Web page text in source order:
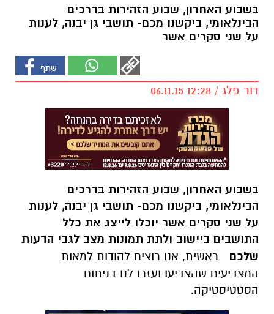
בשבוע האחרון, שבוע הזהירות בדרכים
הבינלאומי, ביקשנו מכם- תושבי גן יבנה, לענות
על שני סקרים אשר
דור פלג / 12:28 06.11.15
בשבוע האחרון, שבוע הזהירות בדרכים
הבינלאומי, ביקשנו מכם- תושבי גן יבנה, לענות
על שני סקרים אשר יוכלו לייצג את כלל
התושבים ביישוב ולתת תמונות מצב לגבי הדעות
שלכם
ראשית, אנו רוצים להודות למאות
המצביעים שהצביעו ועזרו לנו בניתוח
הסטטיסטיקה.